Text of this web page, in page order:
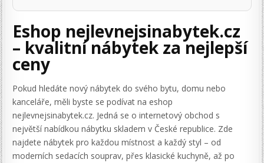
Eshop nejlevnejsinabytek.cz
– kvalitní nábytek za nejlepší
ceny
Pokud hledáte nový nábytek do svého bytu, domu nebo
kanceláře, měli byste se podívat na eshop
nejlevnejsinabytek.cz. Jedná se o internetový obchod s
největší nabídkou nábytku skladem v České republice. Zde
najdete nábytek pro každou místnost a každý styl – od
moderních sedacích souprav, přes klasické kuchyně, až po